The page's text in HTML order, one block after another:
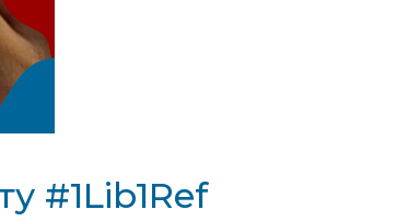
#1Lib1Ref